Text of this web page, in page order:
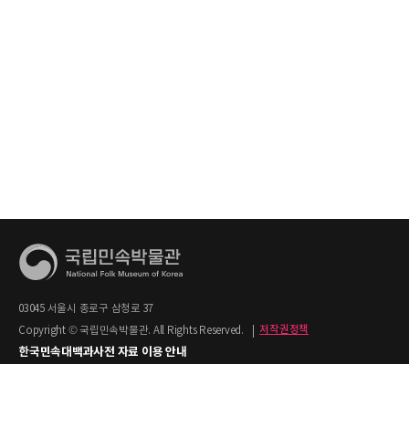
03045 서울시 종로구 삼청로 37
Copyright © 국립민속박물관. All Rights Reserved.
저작권정책
한국민속대백과사전 자료 이용 안내